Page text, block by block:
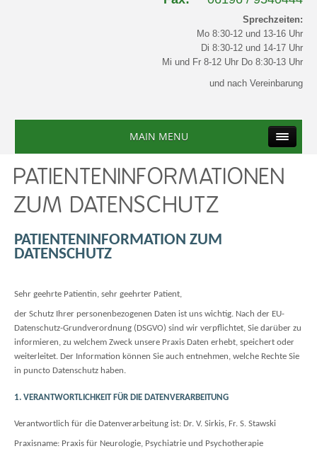
Sprechzeiten:
Mo 8:30-12 und 13-16 Uhr
Di 8:30-12 und 14-17 Uhr
Mi und Fr 8-12 Uhr Do 8:30-13 Uhr
und nach Vereinbarung
MAIN MENU
PATIENTENINFORMATIONEN
ZUM DATENSCHUTZ
PATIENTENINFORMATION ZUM
DATENSCHUTZ
Sehr geehrte Patientin, sehr geehrter Patient,
der Schutz Ihrer personenbezogenen Daten ist uns wichtig. Nach der EU-
Datenschutz-Grundverordnung (DSGVO) sind wir verpflichtet, Sie darüber zu
informieren, zu welchem Zweck unsere Praxis Daten erhebt, speichert oder
weiterleitet. Der Information können Sie auch entnehmen, welche Rechte Sie
in puncto Datenschutz haben.
1. VERANTWORTLICHKEIT FÜR DIE DATENVERARBEITUNG
Verantwortlich für die Datenverarbeitung ist: Dr. V. Sirkis, Fr. S. Stawski
Praxisname: Praxis für Neurologie, Psychiatrie und Psychotherapie